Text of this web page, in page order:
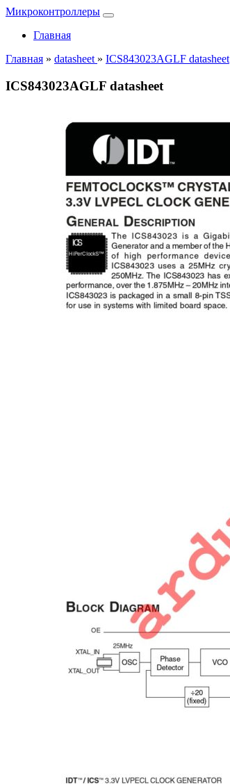
Микроконтроллеры
Главная
Главная » datasheet » ICS843023AGLF datasheet
ICS843023AGLF datasheet